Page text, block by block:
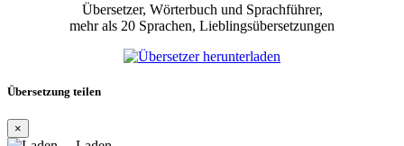
Übersetzer, Wörterbuch und Sprachführer,
mehr als 20 Sprachen, Lieblingsübersetzungen
Übersetzung teilen
×